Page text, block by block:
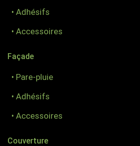
• Adhésifs
• Accessoires
Façade
• Pare-pluie
• Adhésifs
• Accessoires
Couverture